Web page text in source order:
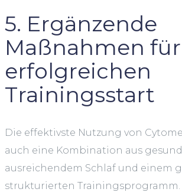
5. Ergänzende
Maßnahmen
erfolgreichen
Trainingsstart
Die effektivste Nutzung von
auch eine Kombination aus
ausreichendem Schlaf und einem
strukturierten Trainingsprogramm.